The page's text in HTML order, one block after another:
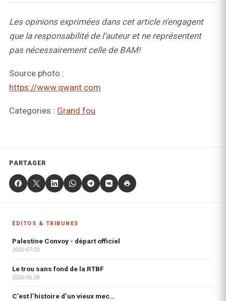
Les opinions exprimées dans cet article n’engagent
que la responsabilité de l’auteur et ne représentent
pas nécessairement celle de BAM!
Source photo :
https://www.qwant.com
Categories : Grand fou
PARTAGER
ÉDITOS & TRIBUNES
Palestine Convoy - départ officiel
2026-07-23
Le trou sans fond de la RTBF
2026-06-28
C’est l’histoire d’un vieux mec…